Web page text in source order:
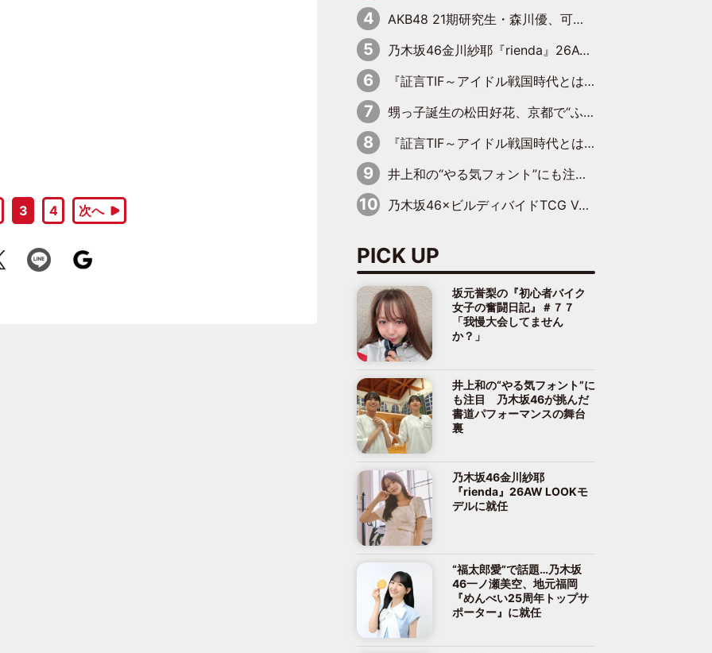
3 4 次へ
AKB48 21期研究生・森川優、可愛さもある大人の女性に
乃木坂46金川紗耶『rienda』26AW LOOKモデルに就任
『証言TIF～アイドル戦国時代とはなんだったのか～』第11回：私立恵比寿中学・真山りか×安本彩花「TIFで10年ぶりのキョンシーメイクをしたら、場を完全に引かせてしまって。時代が変わったんだなって」
甥っ子誕生の松田好花、京都で“ふたつの家族”をはしご！ “母”黒谷友香に見送られ、“父”松岡昌宏とはハシゴ酒
『証言TIF～アイドル戦国時代とはなんだったのか～』第10回：さくら学院・武藤彩未×飯田らうら「正直、中3で辞めるというのを信じてなくて。そう言われてはいたけど、嘘でしょって」
井上和の“やる気フォント”にも注目 乃木坂46が挑んだ書道パフォーマンスの舞台裏
乃木坂46×ビルディバイドTCG Vol.2公開 賀喜遥香＆田村真佑が『京まふ』ステージに登壇
PICK UP
坂元誉梨の『初心者バイク
女子の奮闘日記』＃７７
「我慢大会してません
か？」
井上和の“やる気フォント”に
も注目 乃木坂46が挑んだ
書道パフォーマンスの舞台
裏
乃木坂46金川紗耶
『rienda』26AW LOOKモ
デルに就任
“福太郎愛”で話題…乃木坂
46一ノ瀬美空、地元福岡
『めんべい25周年トップサ
ポーター』に就任